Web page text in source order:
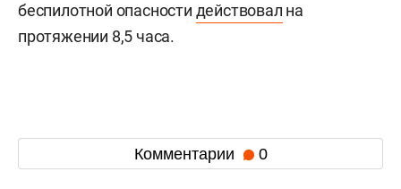
беспилотной опасности действовал на
протяжении 8,5 часа.
Комментарии 0